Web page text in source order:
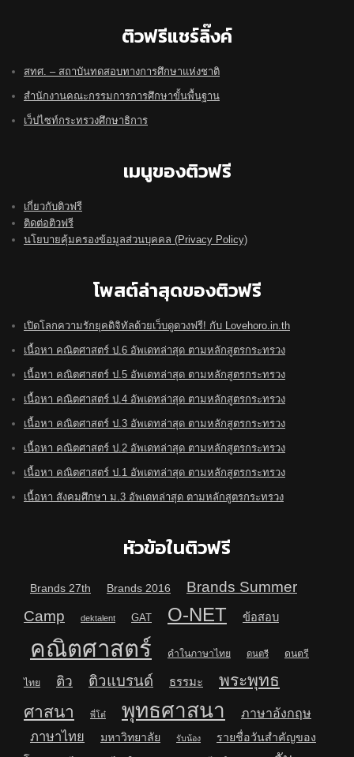
ติวฟรีแชร์ลิ๊งค์
สทศ. – สถาบันทดสอบทางการศึกษาแห่งชาติ
สำนักงานคณะกรรมการการศึกษาขั้นพื้นฐาน
เว็ปไซท์กระทรวงศึกษาธิการ
เมนูของติวฟรี
เกี่ยวกับติวฟรี
ติดต่อติวฟรี
นโยบายคุ้มครองข้อมูลส่วนบุคคล (Privacy Policy)
โพสต์ล่าสุดของติวฟรี
เปิดโลกความรักยุคดิจิทัลด้วยเว็บดูดวงฟรี! กับ Lovehoro.in.th
เนื้อหา คณิตศาสตร์ ป.6 อัพเดทล่าสุด ตามหลักสูตรกระทรวง
เนื้อหา คณิตศาสตร์ ป.5 อัพเดทล่าสุด ตามหลักสูตรกระทรวง
เนื้อหา คณิตศาสตร์ ป.4 อัพเดทล่าสุด ตามหลักสูตรกระทรวง
เนื้อหา คณิตศาสตร์ ป.3 อัพเดทล่าสุด ตามหลักสูตรกระทรวง
เนื้อหา คณิตศาสตร์ ป.2 อัพเดทล่าสุด ตามหลักสูตรกระทรวง
เนื้อหา คณิตศาสตร์ ป.1 อัพเดทล่าสุด ตามหลักสูตรกระทรวง
เนื้อหา สังคมศึกษา ม.3 อัพเดทล่าสุด ตามหลักสูตรกระทรวง
หัวข้อในติวฟรี
Brands 27th Brands 2016
Brands Summer
Camp
dektalent GAT O-NET ข้อสอบ
คณิตศาสตร์ คำในภาษาไทย ดนตรี ดนตรี
ไทย ติว ติวแบรนด์ ธรรมะ
พระพุทธ
ศาสนา
พี่โต๋ พุทธศาสนา ภาษาอังกฤษ
ภาษาไทย มหาวิทยาลัย รับน้อง
รายชื่อวันสำคัญของ